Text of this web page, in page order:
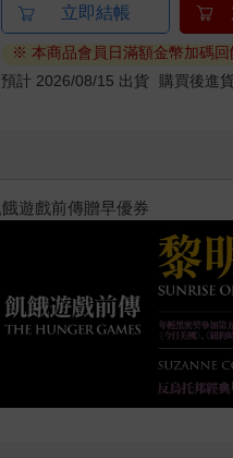
立即結帳
※ 本商品會員日滿額金幣加碼回
預計 2026/08/15 出貨
購買後
十字殺手【艾迪．弗